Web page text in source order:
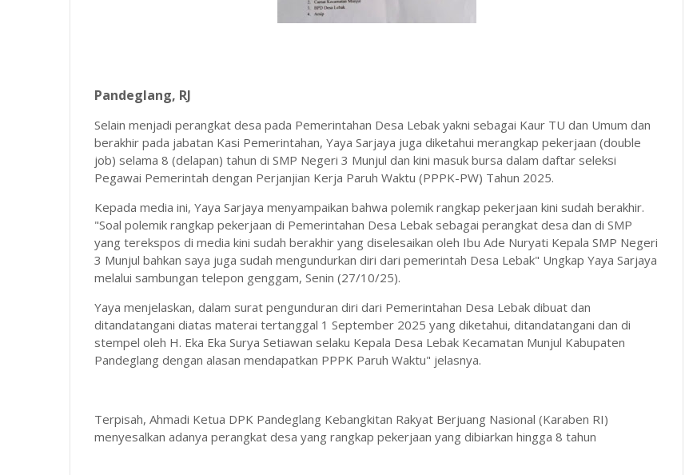
Pandeglang, RJ
Selain menjadi perangkat desa pada Pemerintahan Desa Lebak yakni sebagai Kaur TU dan Umum dan
berakhir pada jabatan Kasi Pemerintahan, Yaya Sarjaya juga diketahui merangkap pekerjaan (double
job) selama 8 (delapan) tahun di SMP Negeri 3 Munjul dan kini masuk bursa dalam daftar seleksi
Pegawai Pemerintah dengan Perjanjian Kerja Paruh Waktu (PPPK-PW) Tahun 2025.
Kepada media ini, Yaya Sarjaya menyampaikan bahwa polemik rangkap pekerjaan kini sudah berakhir.
"Soal polemik rangkap pekerjaan di Pemerintahan Desa Lebak sebagai perangkat desa dan di SMP
yang terekspos di media kini sudah berakhir yang diselesaikan oleh Ibu Ade Nuryati Kepala SMP Negeri
3 Munjul bahkan saya juga sudah mengundurkan diri dari pemerintah Desa Lebak" Ungkap Yaya Sarjaya
melalui sambungan telepon genggam, Senin (27/10/25).
Yaya menjelaskan, dalam surat pengunduran diri dari Pemerintahan Desa Lebak dibuat dan
ditandatangani diatas materai tertanggal 1 September 2025 yang diketahui, ditandatangani dan di
stempel oleh H. Eka Eka Surya Setiawan selaku Kepala Desa Lebak Kecamatan Munjul Kabupaten
Pandeglang dengan alasan mendapatkan PPPK Paruh Waktu" jelasnya.
Terpisah, Ahmadi Ketua DPK Pandeglang Kebangkitan Rakyat Berjuang Nasional (Karaben RI)
menyesalkan adanya perangkat desa yang rangkap pekerjaan yang dibiarkan hingga 8 tahun